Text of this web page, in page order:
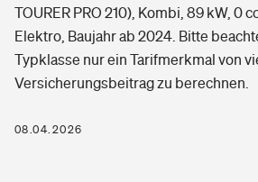
Arbeitsrechtsschutz
Berufshaftpflichtversicherung
Zur Übersicht
Elementarversicherung
Pri­vate Haft­pflicht­
Gesundheit
Private Krankenversicherung
TOURER PRO 210), Kombi, 89 kW, 0
Elektro, Baujahr ab 2024. Bitte
Typklasse nur ein Tarifmerkmal von
Versicherungsbeitrag zu berechnen.
08.04.2026